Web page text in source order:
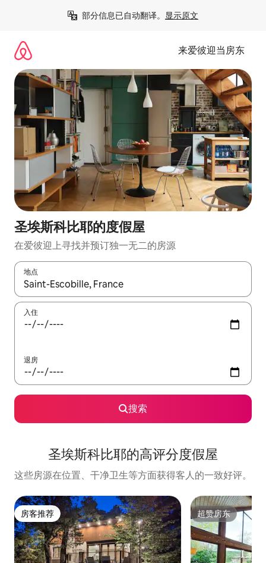
部分信息已自动翻译。 显示原文
来爱彼迎当房东
圣埃斯科比耶的度假屋
在爱彼迎上寻找并预订独一无二的房源
地点
如有搜索结果，请使用上下方向键查看，或通过点击或滑动手势
入住
退房
搜索
圣埃斯科比耶的高评分度假屋
这些房源在位置、干净卫生等方面获得客人的一致好评。
房客推荐
房客推荐 超赞房东
超赞房东